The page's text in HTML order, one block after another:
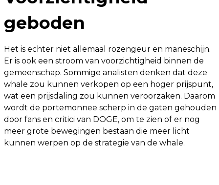
geboden
Het is echter niet allemaal rozengeur en maneschijn.
Er is ook een stroom van voorzichtigheid binnen de
gemeenschap. Sommige analisten denken dat deze
whale zou kunnen verkopen op een hoger prijspunt,
wat een prijsdaling zou kunnen veroorzaken. Daarom
wordt de portemonnee scherp in de gaten gehouden
door fans en critici van DOGE, om te zien of er nog
meer grote bewegingen bestaan ​​die meer licht
kunnen werpen op de strategie van de whale.